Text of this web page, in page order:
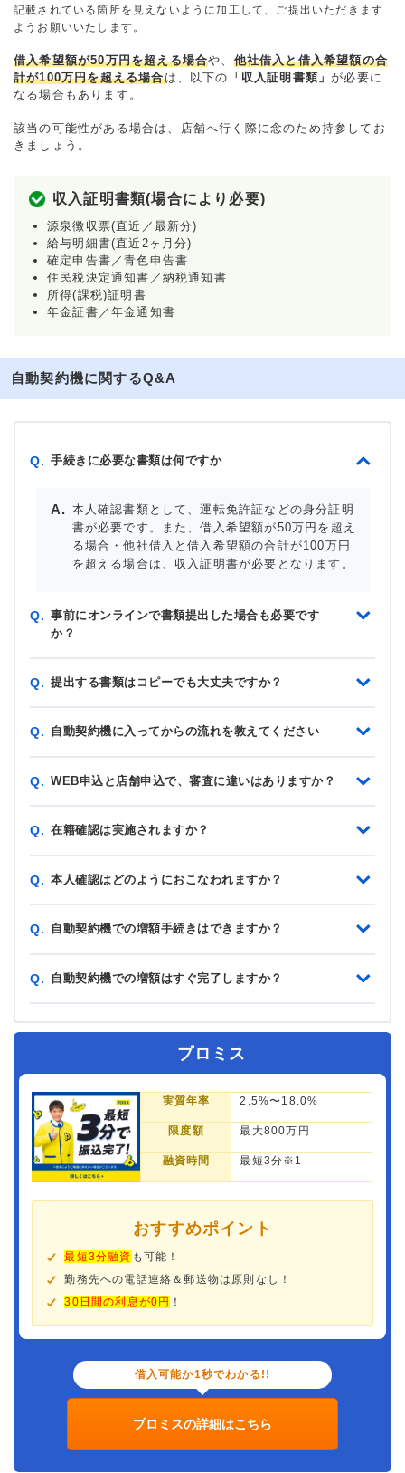
記載されている箇所を見えないように加工して、ご提出いただきます
ようお願いいたします。
借入希望額が50万円を超える場合や、 他社借入と借入希望額の合
計が100万円を超える場合は、以下の 「収入証明書類」が必要に
なる場合もあります。
該当の可能性がある場合は、店舗へ行く際に念のため持参してお
きましょう。
収入証明書類(場合により必要)
源泉徴収票(直近／最新分)
給与明細書(直近2ヶ月分)
確定申告書／青色申告書
住民税決定通知書／納税通知書
所得(課税)証明書
年金証書／年金通知書
自動契約機に関するQ&A
Q. 手続きに必要な書類は何ですか
本人確認書類として、運転免許証などの身分証明
書が必要です。また、借入希望額が50万円を超え
る場合・他社借入と借入希望額の合計が100万円
を超える場合は、収入証明書が必要となります。
Q. 事前にオンラインで書類提出した場合も必要です
か？
Q. 提出する書類はコピーでも大丈夫ですか？
Q. 自動契約機に入ってからの流れを教えてください
Q. WEB申込と店舗申込で、審査に違いはありますか？
Q. 在籍確認は実施されますか？
Q. 本人確認はどのようにおこなわれますか？
Q. 自動契約機での増額手続きはできますか？
Q. 自動契約機での増額はすぐ完了しますか？
プロミス
実質年率 2.5%〜18.0%
限度額 最大800万円
融資時間 最短3分※1
おすすめポイント
最短3分融資 も可能！
勤務先への電話連絡＆郵送物は原則なし！
30日間の利息が0円 ！
借入可能か1秒でわかる!!
プロミスの詳細はこちら